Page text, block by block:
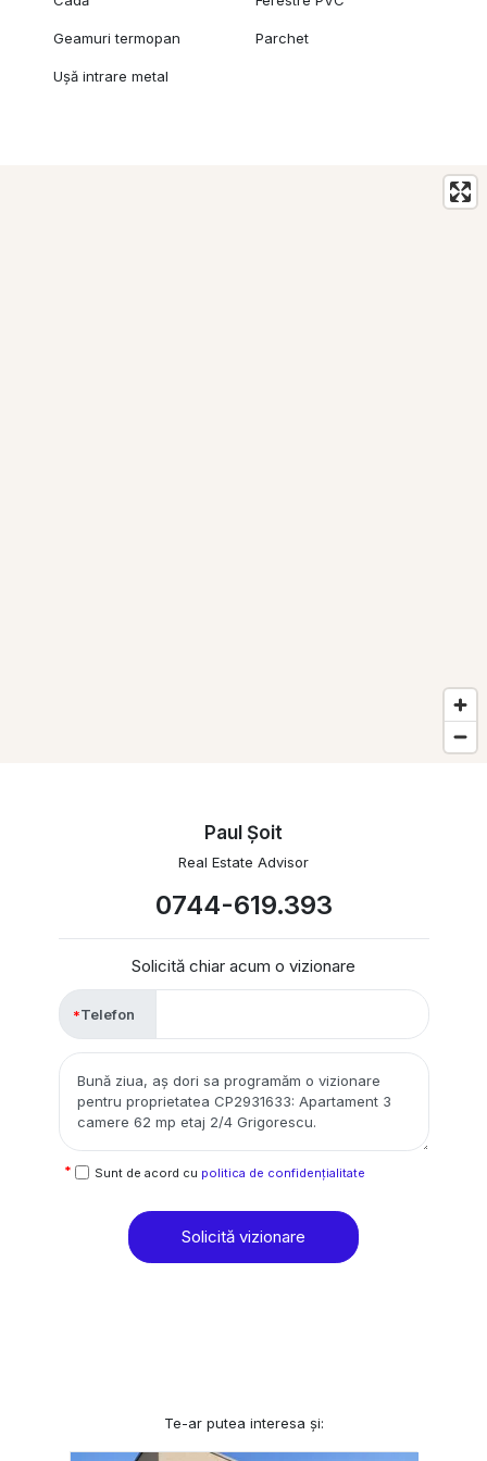
Geamuri termopan Parchet
Ușă intrare metal
Paul Şoit
Real Estate Advisor
0744-619.393
Solicită chiar acum o vizionare
Telefon
Sunt de acord cu politica de confidențialitate
Solicită vizionare
Te-ar putea interesa și: